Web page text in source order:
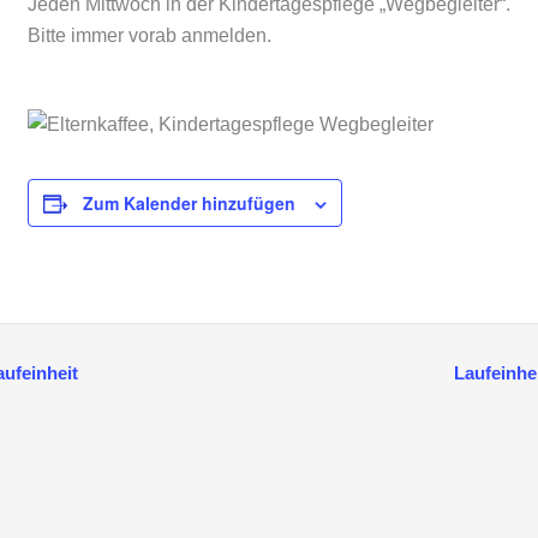
Jeden Mittwoch in der Kindertagespflege „Wegbegleiter“.
Bitte immer vorab anmelden.
Zum Kalender hinzufügen